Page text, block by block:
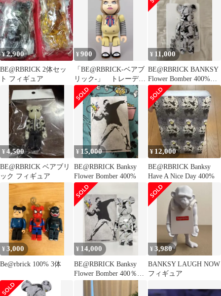
¥2,900
BE@RBRICK 2体セッ
ト フィギュア
¥900
「BE@RBRICK-ベアブ
リック-」 トレーディ
ングフィギュア
¥ 11,000
BE@RBRICK BANKSY
Flower Bomber 400%
100%
¥4,500
BE@RBRICK ベアブリ
ック フィギュア
¥ 15,000
BE@RBRICK Banksy
Flower Bomber 400%
¥ 12,000
BE@RBRICK Banksy
Have A Nice Day 400%
¥3,000
Be@rbrick 100% 3体
¥ 14,000
BE@RBRICK Banksy
Flower Bomber 400％の
¥3,980
BANKSY LAUGH NOW
フィギュア